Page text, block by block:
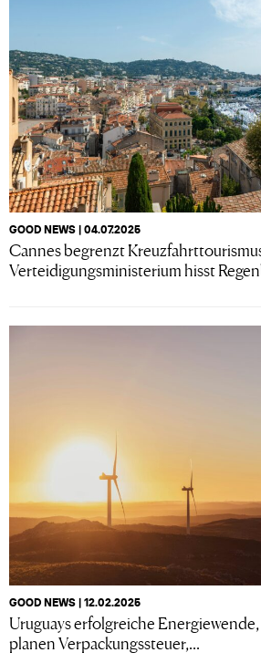
GOOD NEWS | 04.07.2025
Cannes begrenzt
Verteidigungsministerium hisst
GOOD NEWS | 12.02.2025
Uruguays erfolgreiche
planen Verpackungssteuer,...